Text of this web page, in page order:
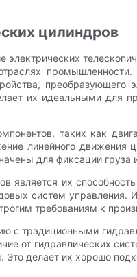
цилиндров
их идеальными для
таких как
линейного движения
для фиксации груза
их
систем
требованиям к
с традиционными
от гидравлических
делает их хорошо